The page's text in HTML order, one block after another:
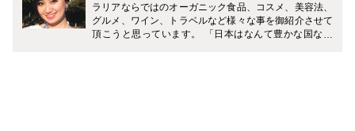
ラリアならではのオーガニック食品、コスメ、美容法、
グルメ、ワイン、トラベルなど様々な事を御紹介させて
頂こうと思っています。 「日本はなんて豊かな国なん